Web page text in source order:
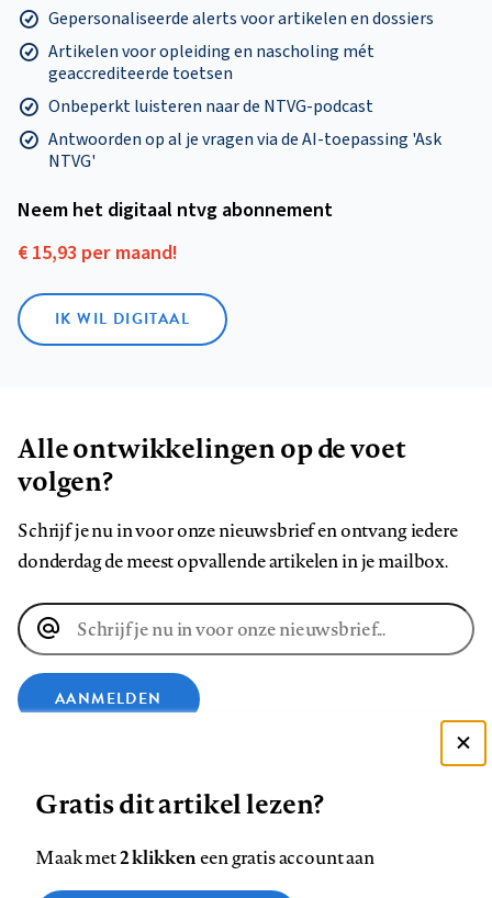
Gepersonaliseerde alerts voor artikelen en dossiers
Artikelen voor opleiding en nascholing mét
geaccrediteerde toetsen
Onbeperkt luisteren naar de NTVG-podcast
Antwoorden op al je vragen via de AI-toepassing 'Ask
NTVG'
Neem het digitaal ntvg abonnement
€ 15,93 per maand!
IK WIL DIGITAAL
Alle ontwikkelingen op de voet
volgen?
Schrijf je nu in voor onze nieuwsbrief en ontvang iedere
donderdag de meest opvallende artikelen in je mailbox.
E-
mailadres
AANMELDEN
ons
Zie onze cookie policy
Gratis dit artikel lezen?
Maak met2 klikkeneen gratis account aan